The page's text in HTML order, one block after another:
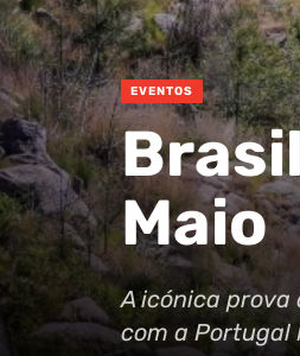
EVENTOS
Maio
A icónica prova
com a Portugal